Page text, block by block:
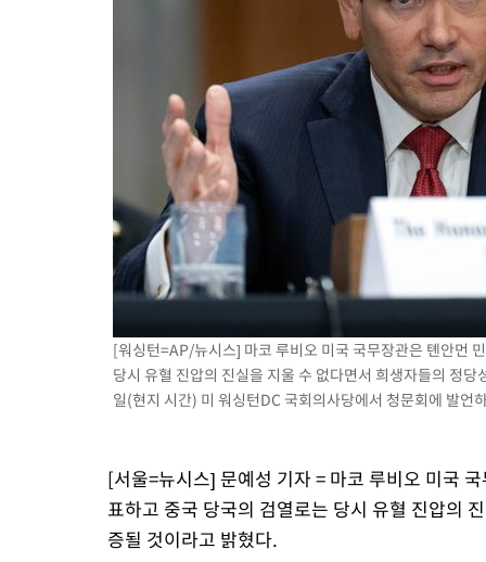
[속보]이강인 "감독님이 원하는 마음 느꼈고, 많은 트로피 원해
수도권 40도 육박 '펄펄'…동해안 일부 지역엔 호의주의보
온열질환 사망자 3명 늘어…누적 환자 3000명 돌파
강릉에 시간당 81.4㎜ 물폭탄…도로 잠기고 담벼락 붕괴
백운산서 80년근 천종산삼 9뿌리 발견…감정가 1.3억원
선재도서 해루질 나섰다 실종 60대, 닷새 만에 숨진 채 발견
남자 농구, 나고야 아시안게임서 '홈팀' 일본과 한일전
여수 오동도 해상서 모터보트 전복…1명 사망·1명 실종
극한폭염 한풀 꺾이지만…'낮 최고 35도' 무더위, 열대야 계속[다
축구협회 "압수수색·성접대 논란 사과…쇄신의 기회로 삼겠다"
'최고 37도' 폭염 지속…강원동해안 최대 150㎜ 비
[속보]뉴욕증시 상승 마감…S&P 0.6% 나스닥 1.3%↑
[워싱턴=AP/뉴시스] 마코 루비오 미국 국무장관은 톈안먼
당시 유혈 진압의 진실을 지울 수 없다면서 희생자들의 정
일(현지 시간) 미 워싱턴DC 국회의사당에서 청문회에 발
[서울=뉴시스] 문예성 기자 = 마코 루비오 미국
표하고 중국 당국의 검열로는 당시 유혈 진압의
증될 것이라고 밝혔다.